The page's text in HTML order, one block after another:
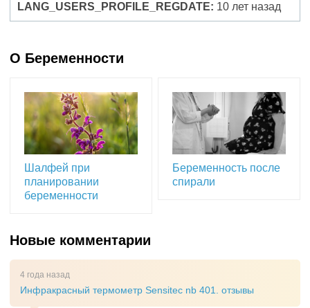
LANG_USERS_PROFILE_REGDATE: 10 лет назад
О Беременности
Шалфей при
планировании
беременности
Беременность после
спирали
Новые комментарии
4 года назад
Инфракрасный термометр Sensitec nb 401. отзывы